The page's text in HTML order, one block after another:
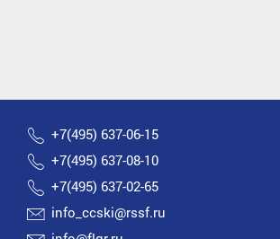
+7(495) 637-06-15
+7(495) 637-08-10
+7(495) 637-02-65
info_ccski@rssf.ru